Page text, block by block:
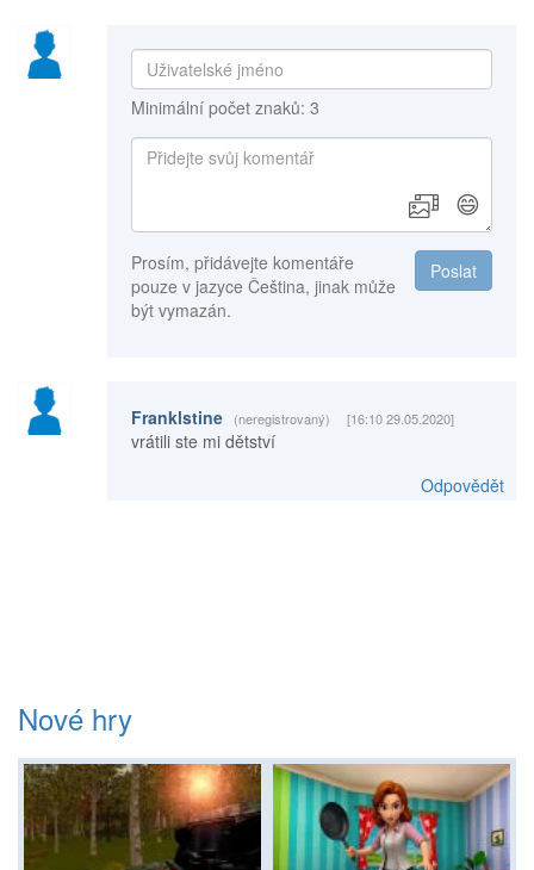
Minimální počet znaků: 3
😄
Poslat
Prosím, přidávejte komentáře
pouze v jazyce Čeština, jinak může
být vymazán.
Franklstine (neregistrovaný) [16:10 29.05.2020]
vrátili ste mi dětství
Odpovědět
Nové hry